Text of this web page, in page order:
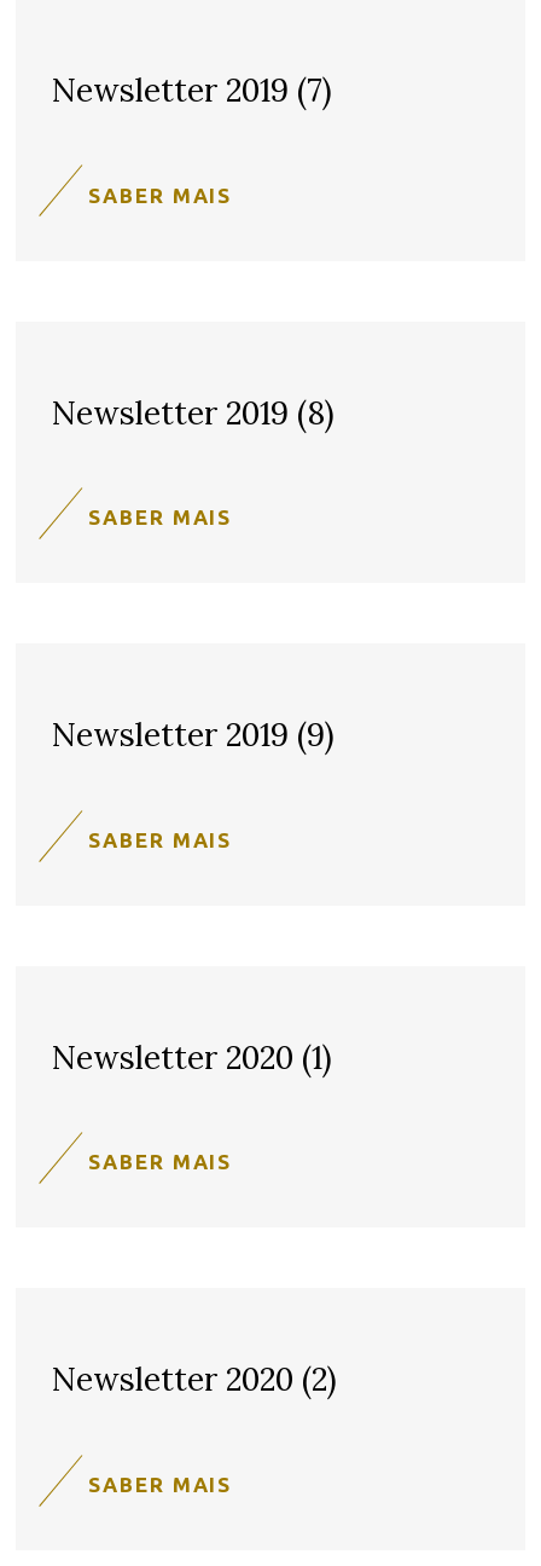
Newsletter 2019 (7)
SABER MAIS
Newsletter 2019 (8)
SABER MAIS
Newsletter 2019 (9)
SABER MAIS
Newsletter 2020 (1)
SABER MAIS
Newsletter 2020 (2)
SABER MAIS